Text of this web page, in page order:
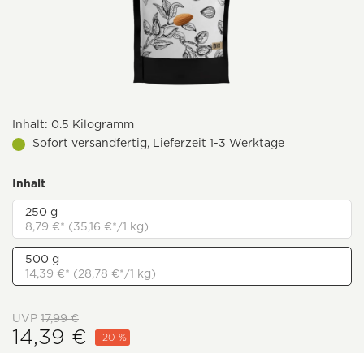
Inhalt: 0.5 Kilogramm
Sofort versandfertig, Lieferzeit 1-3 Werktage
Inhalt
250 g
8,79 €* (35,16 €*/1 kg)
500 g
14,39 €* (28,78 €*/1 kg)
UVP 17,99 €
14,39 € -20 %